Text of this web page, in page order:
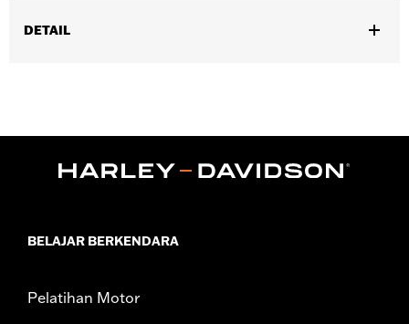
DETAIL
WARRANTY:1 year limited warranty – Go towww.h-
BELAJAR BERKENDARA
Pelatihan Motor